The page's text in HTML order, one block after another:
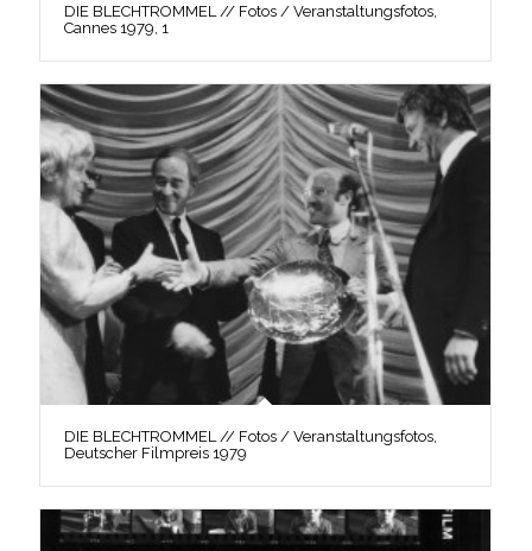
DIE BLECHTROMMEL // Fotos / Veranstaltungsfotos,
Cannes 1979, 1
DIE BLECHTROMMEL // Fotos / Veranstaltungsfotos,
Deutscher Filmpreis 1979